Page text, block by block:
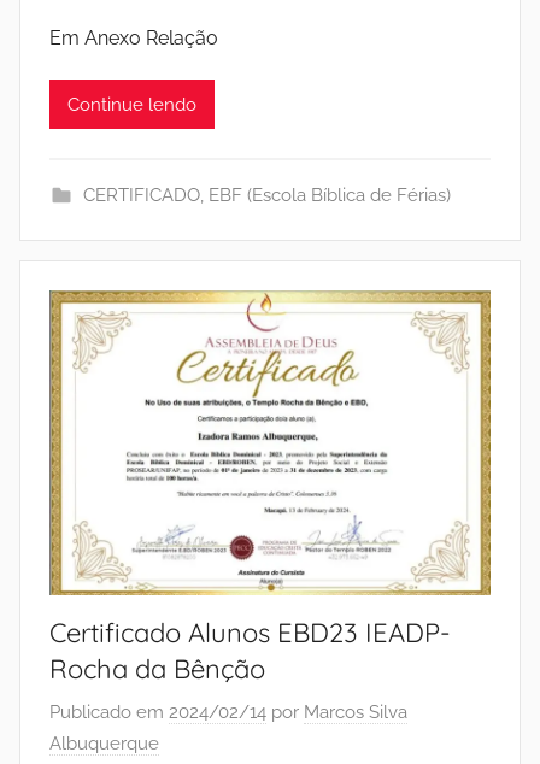
Em Anexo Relação
Continue lendo
CERTIFICADO, EBF (Escola Bíblica de Férias)
Certificado Alunos EBD23 IEADP-
Rocha da Bênção
Publicado em 2024/02/14 por Marcos Silva
Albuquerque